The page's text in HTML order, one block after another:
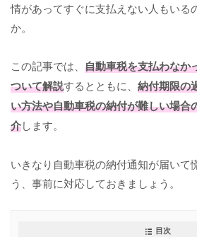
情があってすぐに支払えない人もいる
か。
この記事では、 自動車税を支払わなか
ついて解説するとともに、 納付期限の
い方法や自動車税の納付が難しい場合
介します。
いきなり自動車税の納付通知が届いて
う、事前に対応しておきましょう。
目次